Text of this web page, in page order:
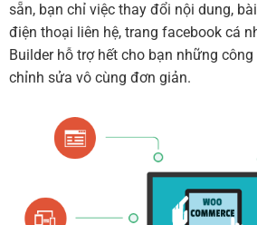
sẵn, bạn chỉ việc thay đổi nội dung,
điện thoại liên hệ, trang facebook cá
Builder hỗ trợ hết cho bạn những
chỉnh sửa vô cùng đơn giản.